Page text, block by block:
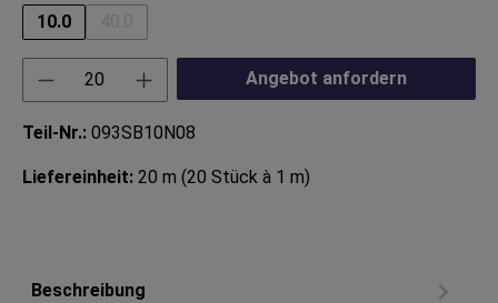
10.0
(Diese Option ist zurzeit nicht verfügbar.)
Produkt Anzahl: Gib den gewünschten
Angebot anfordern
Teil-Nr.: 093SB10N08
Liefereinheit: 20 m (20 Stück à 1 m)
Beschreibung